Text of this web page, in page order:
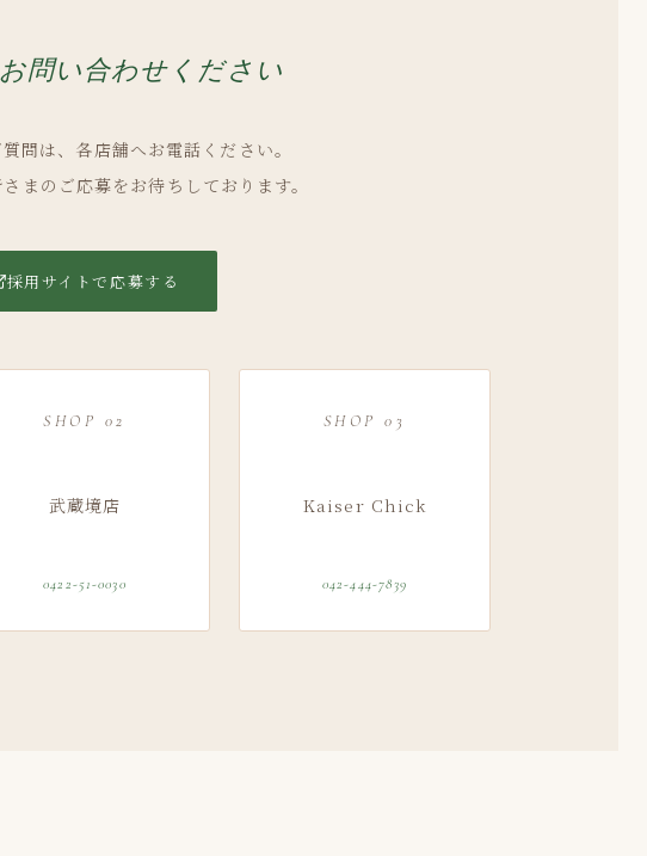
問い合わせください
問は、各店舗へお電話ください。
まのご応募をお待ちしております。
採用サイトで応募する
SHOP 02
武蔵境店
0422-51-0030
SHOP 03
Kaiser Chick
042-444-7839